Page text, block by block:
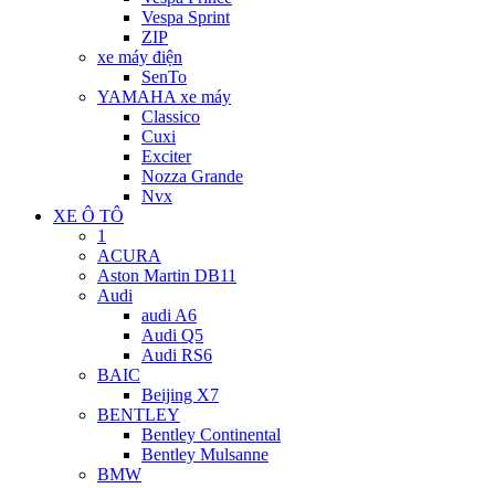
Vespa Sprint
ZIP
xe máy điện
SenTo
YAMAHA xe máy
Classico
Cuxi
Exciter
Nozza Grande
Nvx
XE Ô TÔ
1
ACURA
Aston Martin DB11
Audi
audi A6
Audi Q5
Audi RS6
BAIC
Beijing X7
BENTLEY
Bentley Continental
Bentley Mulsanne
BMW